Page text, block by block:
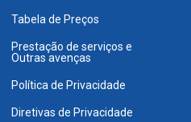
Tabela de Preços
Prestação de serviços e
Outras avenças
Política de Privacidade
Diretivas de Privacidade